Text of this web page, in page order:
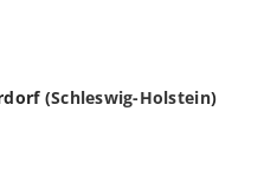
(Schleswig-Holstein)